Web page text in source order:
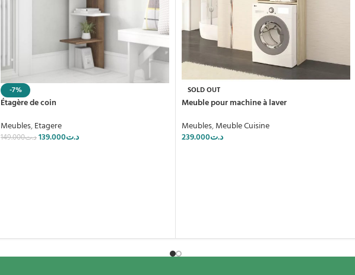
-7%
Étagère de coin
Meubles,Etagere
د.ت149.000 د.ت139.000
SOLD OUT
Meuble pour machine à laver
Meubles,Meuble Cuisine
د.ت239.000